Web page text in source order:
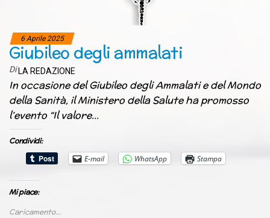
6 Aprile 2025
Giubileo degli ammalati
Di LA REDAZIONE
In occasione del Giubileo degli Ammalati e del Mondo
della Sanità, il Ministero della Salute ha promosso
l’evento “Il valore…
Condividi:
E-mail
WhatsApp Stampa
Mi piace:
Caricamento...